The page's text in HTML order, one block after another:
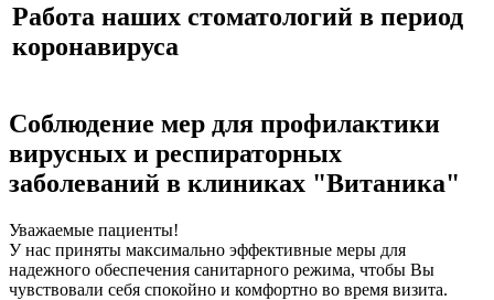
звонок
Работа наших стоматологий в период
коронавируса
Соблюдение мер для профилактики
вирусных и респираторных
заболеваний в клиниках "Витаника"
Уважаемые пациенты!
У нас приняты максимально эффективные меры для
надежного обеспечения санитарного режима, чтобы Вы
чувствовали себя спокойно и комфортно во время визита.